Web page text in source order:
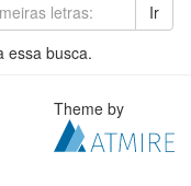
Ir
essa busca.
Theme by